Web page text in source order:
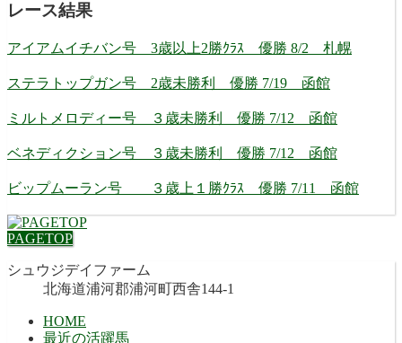
レース結果
アイアムイチバン号 3歳以上2勝ｸﾗｽ 優勝 8/2 札幌
ステラトップガン号 2歳未勝利 優勝 7/19 函館
ミルトメロディー号 ３歳未勝利 優勝 7/12 函館
ベネディクション号 ３歳未勝利 優勝 7/12 函館
ビップムーラン号 ３歳上１勝ｸﾗｽ 優勝 7/11 函館
PAGETOP
シュウジデイファーム
北海道浦河郡浦河町西舎144-1
HOME
最近の活躍馬